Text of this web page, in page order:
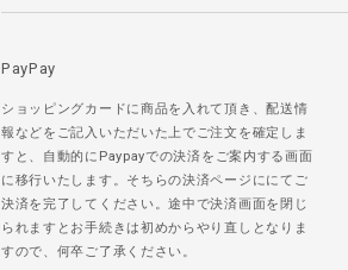
PayPay
ショッピングカードに商品を入れて頂き、配送情
報などをご記入いただいた上でご注文を確定しま
すと、自動的にPaypayでの決済をご案内する画面
に移行いたします。そちらの決済ページににてご
決済を完了してください。途中で決済画面を閉じ
られますとお手続きは初めからやり直しとなりま
すので、何卒ご了承ください。